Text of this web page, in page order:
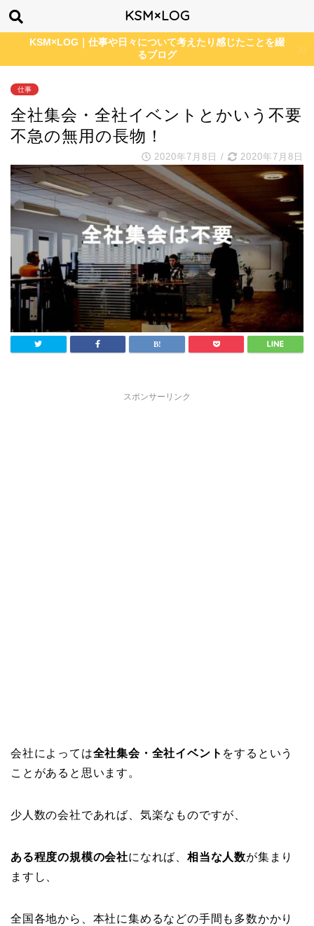
KSM×LOG
KSM×LOG｜仕事や日々について考えたり感じたことを綴
るブログ
仕事
全社集会・全社イベントとかいう不要
不急の無用の長物！
2020年7月8日 / 2020年7月8日
スポンサーリンク
会社によっては全社集会・全社イベント をするという
ことがあると思います。
少人数の会社であれば、気楽なものですが、
ある程度の規模の会社になれば、 相当な人数が集まり
ますし、
全国各地から、本社に集めるなどの手間も多数かかり